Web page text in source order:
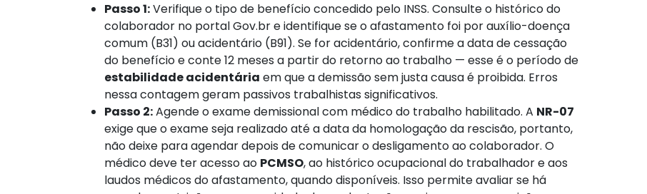
Passo 1:Verifique o tipo de benefício concedido pelo INSS. Consulte o histórico do
colaborador no portal Gov.br e identifique se o afastamento foi por auxílio-doença
comum (B31) ou acidentário (B91). Se for acidentário, confirme a data de cessação
do benefício e conte 12 meses a partir do retorno ao trabalho — esse é o período de
estabilidade acidentária em que a demissão sem justa causa é proibida. Erros
nessa contagem geram passivos trabalhistas significativos.
Passo 2:Agende o exame demissional com médico do trabalho habilitado. A NR-07
exige que o exame seja realizado até a data da homologação da rescisão, portanto,
não deixe para agendar depois de comunicar o desligamento ao colaborador. O
médico deve ter acesso ao PCMSO, ao histórico ocupacional do trabalhador e aos
laudos médicos do afastamento, quando disponíveis. Isso permite avaliar se há